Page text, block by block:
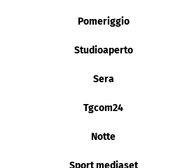
Pomeriggio
Studioaperto
Sera
Tgcom24
Notte
Sport mediaset